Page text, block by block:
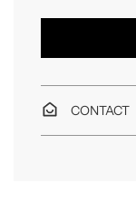
CONTACT